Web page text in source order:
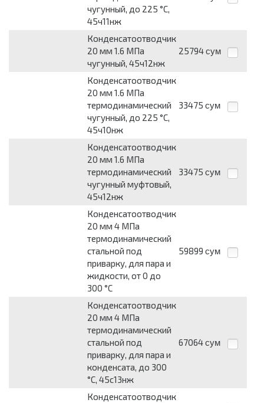
чугунный, до 225 °С,
45ч11нж
Конденсатоотводчик
20 мм 1.6 МПа
чугунный, 45ч12нж
25794 сум
Конденсатоотводчик
20 мм 1.6 МПа
термодинамический
чугунный, до 225 °С,
45ч10нж
33475 сум
Конденсатоотводчик
20 мм 1.6 МПа
термодинамический
чугунный муфтовый,
45ч12нж
33475 сум
Конденсатоотводчик
20 мм 4 МПа
термодинамический
стальной под
приварку, для пара и
жидкости, от 0 до
300 °С
59899 сум
Конденсатоотводчик
20 мм 4 МПа
термодинамический
стальной под
приварку, для пара и
конденсата, до 300
°С, 45с13нж
67064 сум
Конденсатоотводчик